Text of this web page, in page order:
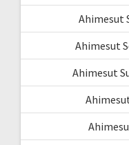
Ahimesut
Ahimesut
Ahimesut